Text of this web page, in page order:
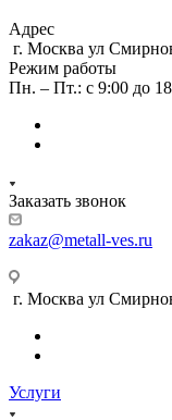
Адрес
г. Москва ул
Режим работы
Пн. – Пт.: с 9:00 до
Заказать звонок
zakaz@metall-ves.ru
г. Москва ул
Услуги